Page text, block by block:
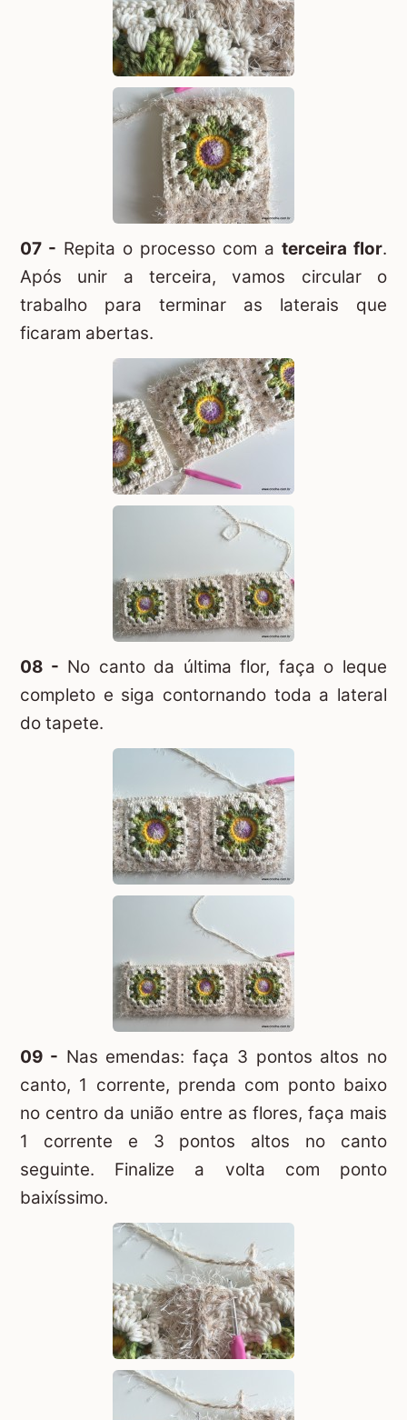
07 - Repita o processo com a terceira flor.
Após unir a terceira, vamos circular o
trabalho para terminar as laterais que
ficaram abertas.
08 - No canto da última flor, faça o leque
completo e siga contornando toda a lateral
do tapete.
09 - Nas emendas: faça 3 pontos altos no
canto, 1 corrente, prenda com ponto baixo
no centro da união entre as flores, faça mais
1 corrente e 3 pontos altos no canto
seguinte. Finalize a volta com ponto
baixíssimo.